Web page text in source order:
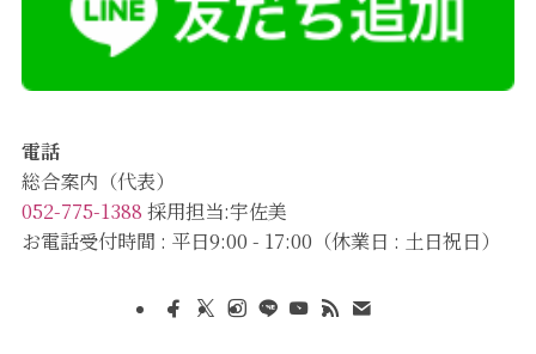
電話
総合案内（代表）
052-775-1388 採用担当:宇佐美
お電話受付時間 : 平日9:00 - 17:00（休業日 : 土日祝日）